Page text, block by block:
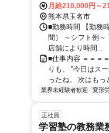
月給210,000円～
熊本県玉名市
■勤務時間 【勤務
間） ～シフト例
店舗により時間...
■仕事内容 ＝＝＝
りも、 ”今日はス
ったね。 次はもっ
業界未経験者歓迎 変形
正社員
学習塾の教務